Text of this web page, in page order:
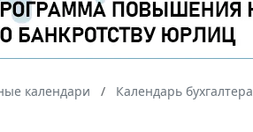
календари Календарь бухгалтера